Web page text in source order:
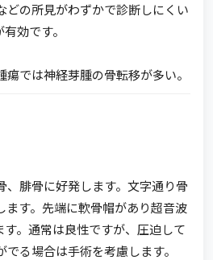
どの所見がわずかで診断しにくい
効です。
では神経芽腫の骨転移が多い。
腓骨に好発します。文字通り骨
ます。先端に軟骨帽があり超音波
。通常は良性ですが、圧迫して
でる場合は手術を考慮します。